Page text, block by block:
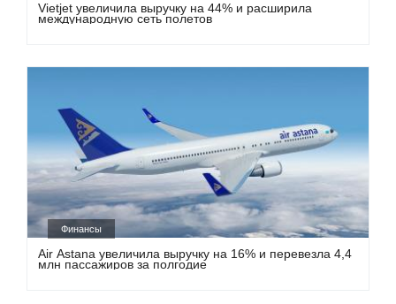
Vietjet увеличила выручку на 44% и расширила
международную сеть полетов
Финансы
Air Astana увеличила выручку на 16% и перевезла 4,4
млн пассажиров за полгодие